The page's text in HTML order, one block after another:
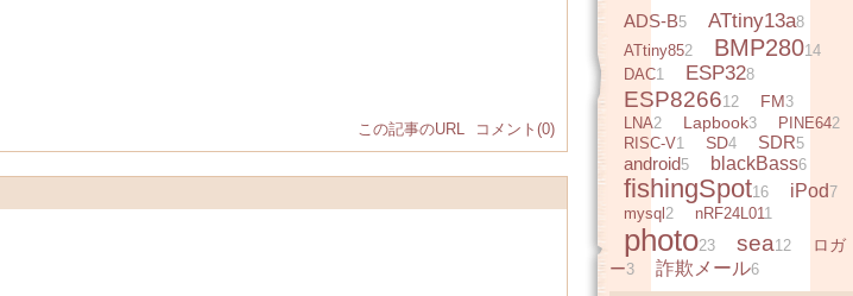
この記事のURL コメント(0)
ADS-B5 ATtiny13a8
ATtiny852 BMP28014
DAC1 ESP328
ESP826612 FM3
LNA2 Lapbook3 PINE642
RISC-V1 SD4 SDR5
android5 blackBass6
fishingSpot16 iPod7
mysql 2 nRF24L011
photo23 sea12
ロガ
ー3 詐欺メール6